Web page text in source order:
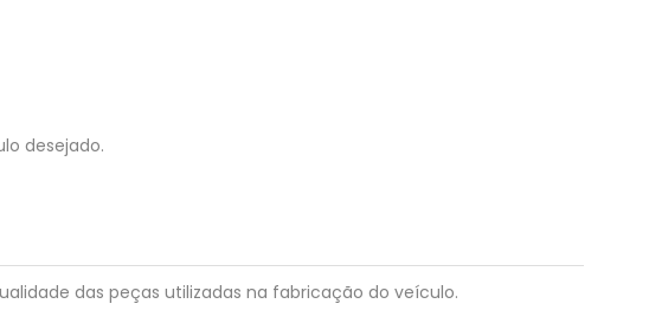
desejado.
das peças utilizadas na fabricação do veículo.